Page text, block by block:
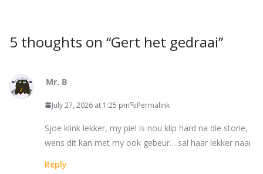
5 thoughts on “Gert het gedraai”
Mr. B
July 27, 2026 at 1:25 pm Permalink
Sjoe klink lekker, my piel is nou klip hard na die storie,
wens dit kan met my ook gebeur….sal haar lekker naai
Reply